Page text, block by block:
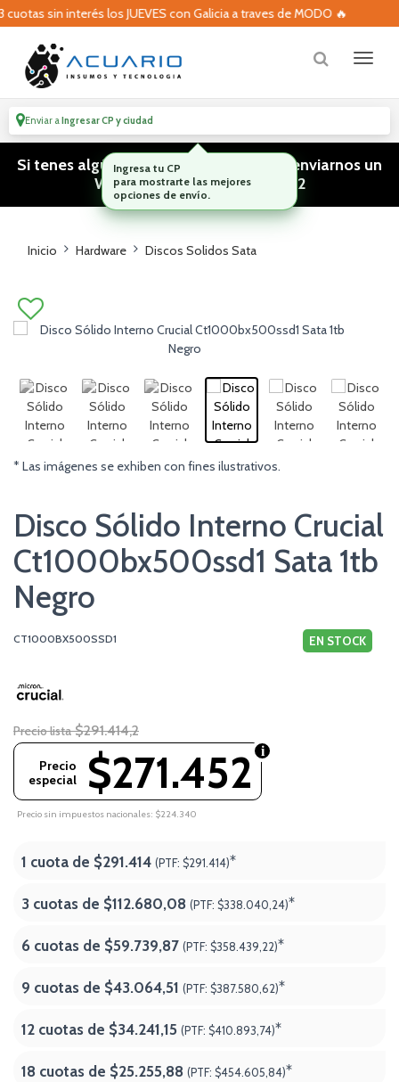
sin interés los JUEVES con Galicia a traves de MODO 🔥
Enviar aIngresar CP y ciudad
Si tenes algún tipo de consulta podes enviarnos un
WhatsApp! (011) 15 5386 3812
Inicio Hardware Discos Solidos Sata
* Las imágenes se exhiben con fines ilustrativos.
Disco Sólido Interno Crucial
Ct1000bx500ssd1 Sata 1tb
Negro
CT1000BX500SSD1 EN STOCK
Precio lista $291.414,2
$271.452
Precio
especial
Precio sin impuestos nacionales: $224.340
1 cuota de $291.414 (PTF: $291.414)*
3 cuotas de $112.680,08 (PTF: $338.040,24)*
6 cuotas de $59.739,87 (PTF: $358.439,22)*
9 cuotas de $43.064,51 (PTF: $387.580,62)*
12 cuotas de $34.241,15 (PTF: $410.893,74)*
18 cuotas de $25.255,88 (PTF: $454.605,84)*